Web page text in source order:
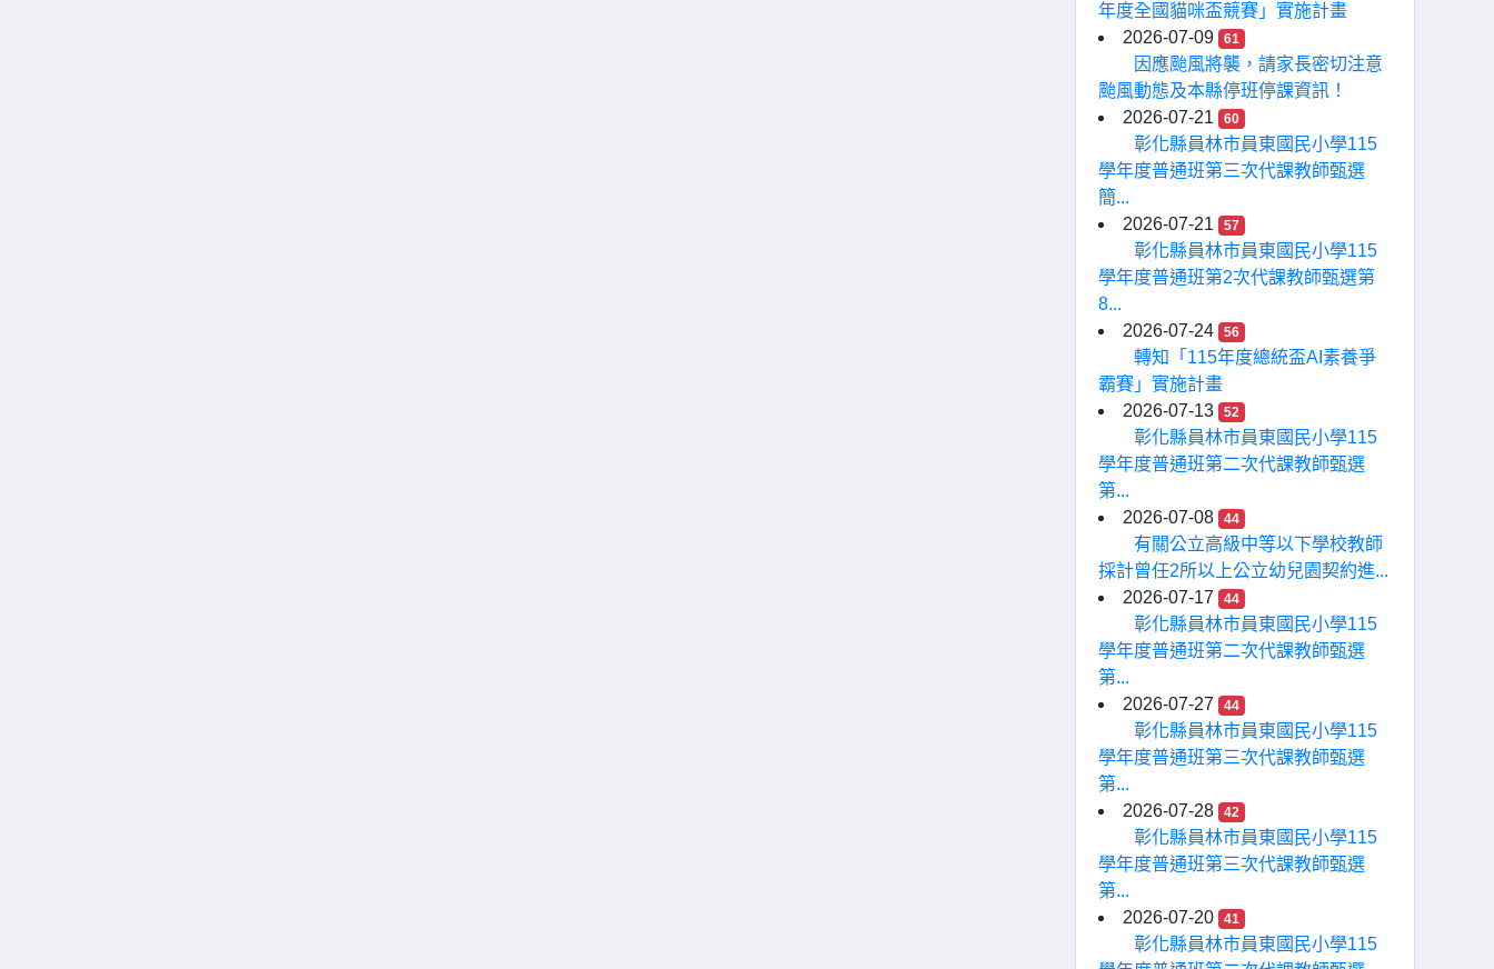
年度全國貓咪盃競賽」實施計畫
2026-07-09
61
因應颱風將襲，請家長密切注意
颱風動態及本縣停班停課資訊！
2026-07-21
60
彰化縣員林市員東國民小學115
學年度普通班第三次代課教師甄選
簡...
2026-07-21
57
彰化縣員林市員東國民小學115
學年度普通班第2次代課教師甄選第
8...
2026-07-24
56
轉知「115年度總統盃AI素養爭
霸賽」實施計畫
2026-07-13
52
彰化縣員林市員東國民小學115
學年度普通班第二次代課教師甄選
第...
2026-07-08
44
有關公立高級中等以下學校教師
採計曾任2所以上公立幼兒園契約進...
2026-07-17
44
彰化縣員林市員東國民小學115
學年度普通班第二次代課教師甄選
第...
2026-07-27
44
彰化縣員林市員東國民小學115
學年度普通班第三次代課教師甄選
第...
2026-07-28
42
彰化縣員林市員東國民小學115
學年度普通班第三次代課教師甄選
第...
2026-07-20
41
彰化縣員林市員東國民小學115